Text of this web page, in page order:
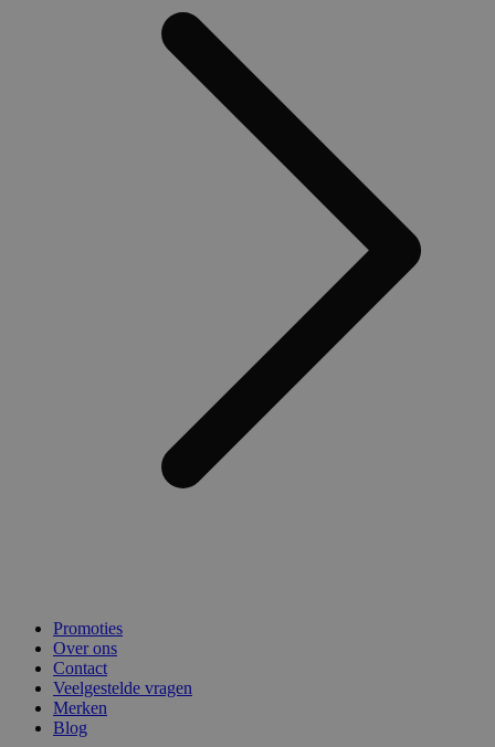
Promoties
Over ons
Contact
Veelgestelde vragen
Merken
Blog